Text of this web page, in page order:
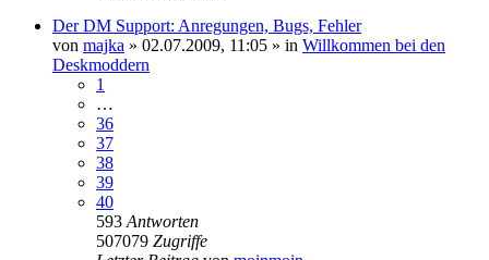
Der DM Support: Anregungen, Bugs, Fehler
von majka » 02.07.2009, 11:05 » in Willkommen bei den
Deskmoddern
1
…
36
37
38
39
40
593Antworten
507079 Zugriffe